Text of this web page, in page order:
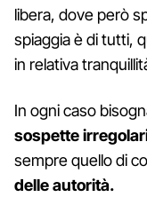
libera, dove però
spiaggia è di tutti,
in relativa
In ogni caso
sospette
sempre quello di
delle autorità.